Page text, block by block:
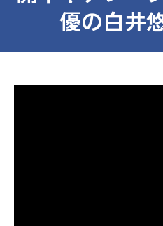
優の白井